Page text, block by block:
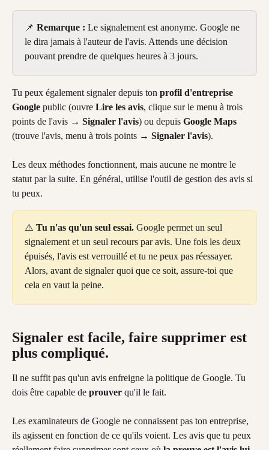
📌 Remarque : Le signalement est anonyme. Google ne
le dira jamais à l'auteur de l'avis. Attends une décision
pouvant prendre de quelques heures à 3 jours.
Tu peux également signaler depuis ton profil d'entreprise
Google public (ouvre Lire les avis, clique sur le menu à trois
points de l'avis → Signaler l'avis) ou depuis Google Maps
(trouve l'avis, menu à trois points → Signaler l'avis).
Les deux méthodes fonctionnent, mais aucune ne montre le
statut par la suite. En général, utilise l'outil de gestion des avis si
tu peux.
⚠️ Tu n'as qu'un seul essai. Google permet un seul
signalement et un seul recours par avis. Une fois les deux
épuisés, l'avis est verrouillé et tu ne peux pas réessayer.
Alors, avant de signaler quoi que ce soit, assure-toi que
cela en vaut la peine.
Signaler est facile, faire supprimer est
plus compliqué.
Il ne suffit pas qu'un avis enfreigne la politique de Google. Tu
dois être capable de prouver qu'il le fait.
Les examinateurs de Google ne connaissent pas ton entreprise,
ils agissent en fonction de ce qu'ils voient. Les avis que tu peux